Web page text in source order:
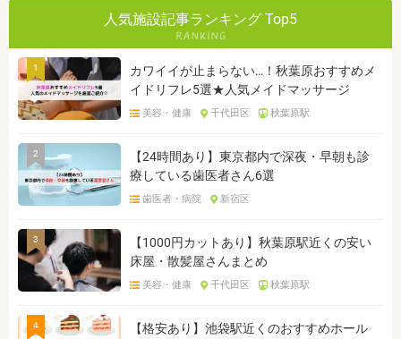
人気施設記事ランキング Top5
1
カワイイが止まらない…！秋葉原おすすめメ
イドリフレ5選★人気メイドマッサージ
美容・健康 千代田区 秋葉原駅
2
【24時間あり】東京都内で深夜・早朝も診
療している歯医者さん6選
歯医者・病院 新宿区
3
【1000円カットあり】秋葉原駅近くの安い
床屋・散髪屋さんまとめ
美容・健康 千代田区 秋葉原駅
4
【格安あり】池袋駅近くのおすすめホール